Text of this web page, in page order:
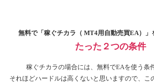
無料で「稼ぐチカラ（ MT4用自動売買EA）」
たった２つの条件
稼ぐチカラの場合には、無料でEAを使う条
それほどハードルは高くないと思いますので、こ